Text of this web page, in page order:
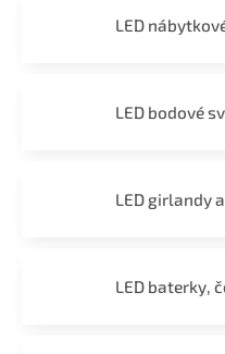
LED
LED bodové
LED girlandy
LED baterky,